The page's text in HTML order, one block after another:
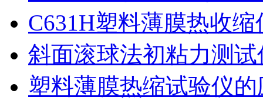
C631H塑料薄膜热收
斜面滚球法初粘力测
塑料薄膜热缩试验仪